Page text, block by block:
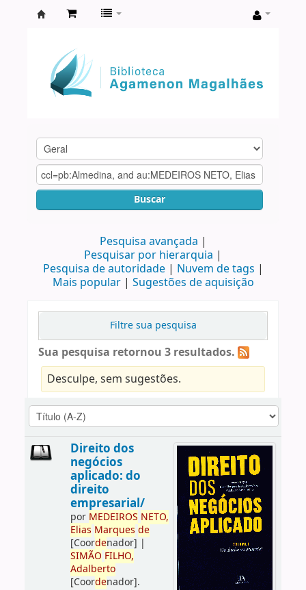
Agamenon
Magalhães
Buscar
Pesquisa avançada
Pesquisar por hierarquia
Pesquisa de autoridade
Nuvem de tags
Mais popular
Sugestões de aquisição
Filtre sua pesquisa
Sua pesquisa retornou 3 resultados.
Desculpe, sem sugestões.
Direito dos
negócios
aplicado: do
direito
empresarial/
por MEDEIROS NETO,
Elias Marques de
[Coordenador] |
SIMÃO FILHO,
Adalberto
[Coordenador].